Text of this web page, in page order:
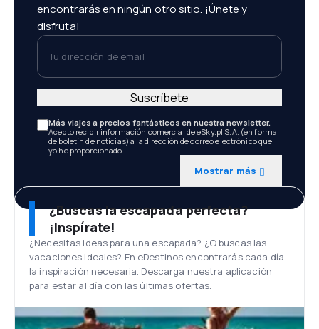
encontrarás en ningún otro sitio. ¡Únete y
disfruta!
Tu dirección de email
Más viajes a precios fantásticos en nuestra newsletter.
Acepto recibir información comercial de eSky.pl S.A. (en forma
de boletín de noticias) a la dirección de correo electrónico que
yo he proporcionado.
Mostrar más
Suscríbete
¿Buscas la escapada perfecta?
¡Inspírate!
¿Necesitas ideas para una escapada? ¿O buscas las
vacaciones ideales? En eDestinos encontrarás cada día
la inspiración necesaria. Descarga nuestra aplicación
para estar al día con las últimas ofertas.